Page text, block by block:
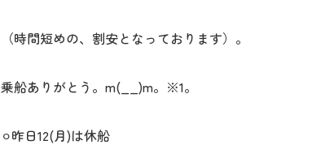
（時間短めの、割安となっております）。
乗船ありがとう。m(__)m。※1。
⚪︎昨日12(月)は休船